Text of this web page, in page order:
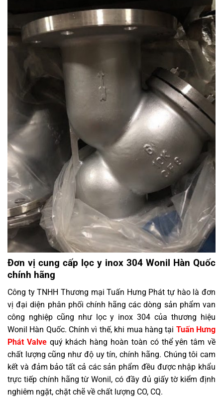
Đơn vị cung cấp lọc y inox 304 Wonil Hàn Quốc
chính hãng
Công ty TNHH Thương mại Tuấn Hưng Phát tự hào là đơn
vị đại diện phân phối chính hãng các dòng sản phẩm van
công nghiệp cũng như lọc y inox 304 của thương hiệu
Wonil Hàn Quốc. Chính vì thế, khi mua hàng tại Tuấn Hưng
Phát Valvequý khách hàng hoàn toàn có thể yên tâm về
chất lượng cũng như độ uy tín, chính hãng. Chúng tôi cam
kết và đảm bảo tất cả các sản phẩm đều được nhập khẩu
trực tiếp chính hãng từ Wonil, có đầy đủ giấy tờ kiểm định
nghiêm ngặt, chặt chẽ về chất lượng CO, CQ.